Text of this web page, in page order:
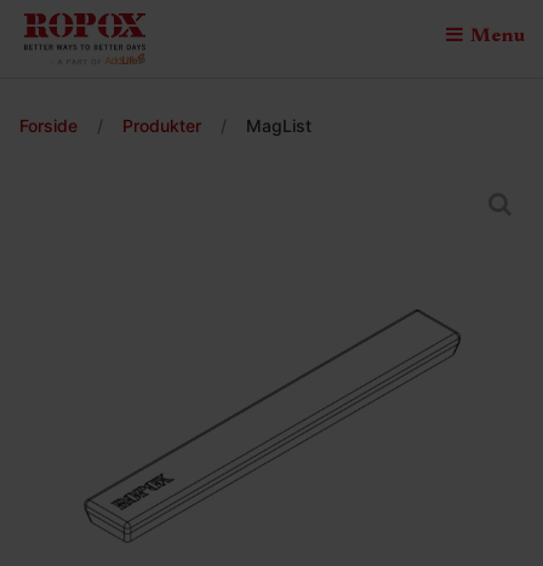
Menu
Forside / Produkter / MagList